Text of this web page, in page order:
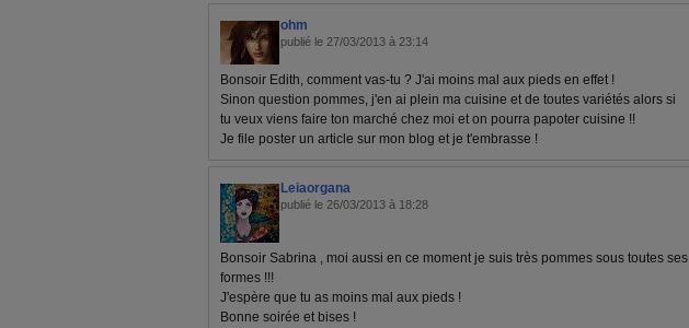
ohm
publié le 27/03/2013 à 23:14
Bonsoir Edith, comment vas-tu ? J'ai moins mal aux pieds en effet !
Sinon question pommes, j'en ai plein ma cuisine et de toutes variétés alors si
tu veux viens faire ton marché chez moi et on pourra papoter cuisine !!
Je file poster un article sur mon blog et je t'embrasse !
Leiaorgana
publié le 26/03/2013 à 18:28
Bonsoir Sabrina , moi aussi en ce moment je suis très pommes sous toutes ses
formes !!!
J'espère que tu as moins mal aux pieds !
Bonne soirée et bises !